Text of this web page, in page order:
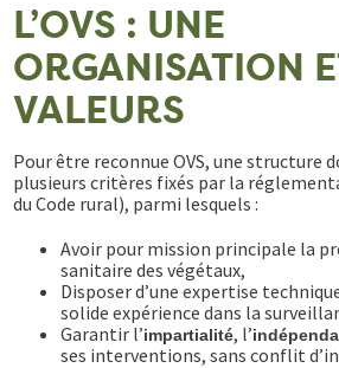
L’OVS : UNE
ORGANISATION
VALEURS
Pour être reconnue OVS, une structure
plusieurs critères fixés par la
du Code rural), parmi lesquels :
Avoir pour mission principale la
sanitaire des végétaux,
Disposer d’une expertise
solide expérience dans la
Garantir l’impartialité, l’
ses interventions, sans conflit